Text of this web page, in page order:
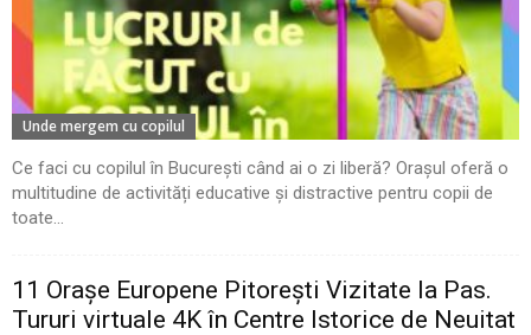
Unde mergem cu copilul
Ce faci cu copilul în București când ai o zi liberă? Orașul oferă o
multitudine de activități educative și distractive pentru copii de
toate...
11 Oraşe Europene Pitoreşti Vizitate la Pas.
Tururi virtuale 4K în Centre Istorice de Neuitat